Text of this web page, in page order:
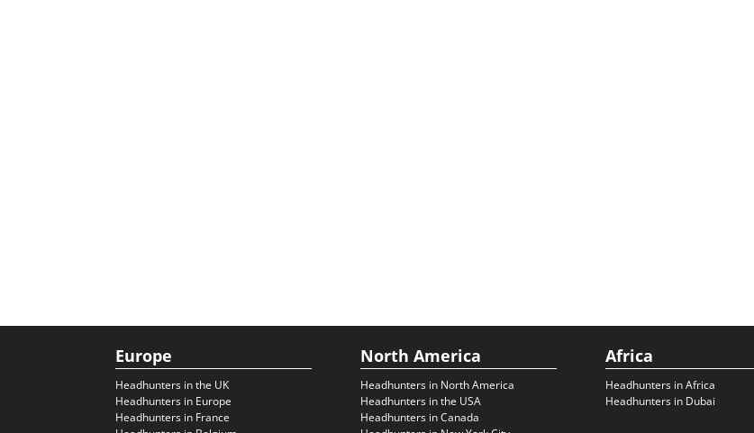
Europe
Headhunters in the UK
Headhunters in Europe
Headhunters in France
North America
Headhunters in North America
Headhunters in the USA
Headhunters in Canada
Africa
Headhunters in Africa
Headhunters in Dubai